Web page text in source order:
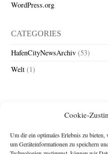
Cookie-
Um dir ein optimales Erlebnis zu
um Geräteinformationen zu speichern
WordPress.org
CATEGORIES
HafenCityNewsArchiv (53)
Welt (1)